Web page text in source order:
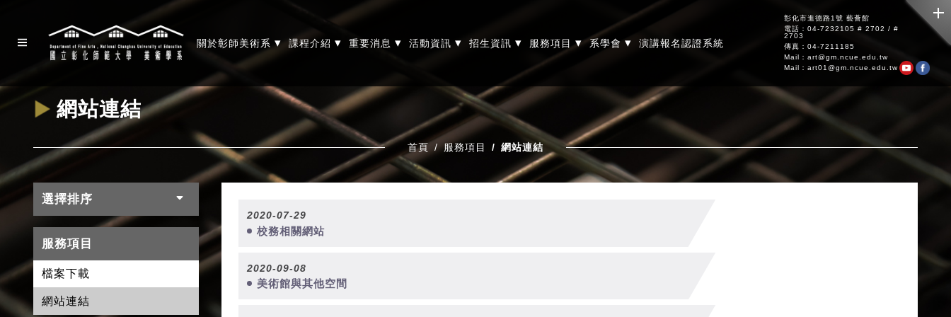
關於彰師美術系 ▾ 課程介紹 ▾ 重要消息 ▾ 活動資訊 ▾ 招生資訊 ▾ 服務項目 ▾ 系學會 ▾ 演講報名認證系統
彰化市進德路1號 藝薈館
電話：04-7232105 # 2702 / #
2703
傳真：04-7211185
Mail：art@gm.ncue.edu.tw
Mail：art01@gm.ncue.edu.tw
網站連結
首頁 服務項目 網站連結
選擇排序
服務項目
檔案下載
網站連結
2020-07-29
校務相關網站
2020-09-08
美術館與其他空間